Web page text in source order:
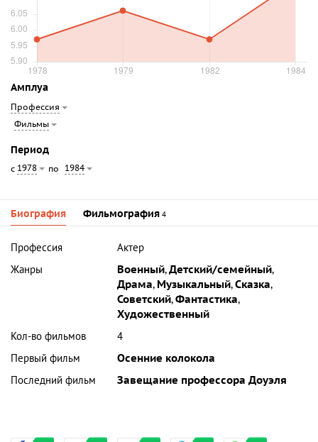
Амплуа
Профессия
Фильмы
Период
с 1978 по 1984
Биография Фильмография 4
Профессия
Актер
Жанры
Военный,Детский/семейный,
Драма, Музыкальный,Сказка,
Советский,Фантастика,
Художественный
Кол-во фильмов
4
Первый фильм
Осенние колокола
Последний фильм
Завещание профессора Доуэля